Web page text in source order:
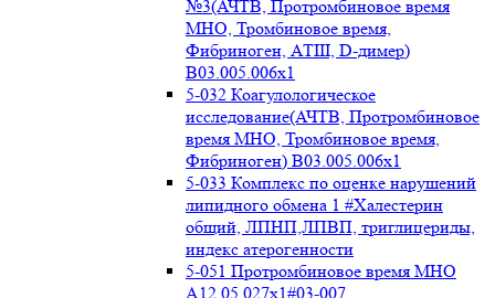
№3(АЧТВ, Протромбиновое время
МНО, Тромбиновое время,
Фибриноген, АТIII, D-димер)
B03.005.006x1
5-032 Коагулологическое
исследование(АЧТВ, Протромбиновое
время МНО, Тромбиновое время,
Фибриноген) B03.005.006x1
5-033 Комплекс по оценке нарушений
липидного обмена 1 #Халестерин
общий, ЛПНП,ЛПВП, триглицериды,
индекс атерогенности
5-051 Протромбиновое время МНО
А12.05.027x1#03-007